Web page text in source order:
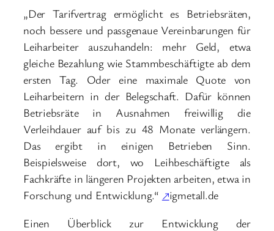
„Der Tarifvertrag ermöglicht es Betriebsräten,
noch bessere und passgenaue Vereinbarungen für
Leiharbeiter auszuhandeln: mehr Geld, etwa
gleiche Bezahlung wie Stammbeschäftigte ab dem
ersten Tag. Oder eine maximale Quote von
Leiharbeitern in der Belegschaft. Dafür können
Betriebsräte in Ausnahmen freiwillig die
Verleihdauer auf bis zu 48 Monate verlängern.
Das ergibt in einigen Betrieben Sinn.
Beispielsweise dort, wo Leihbeschäftigte als
Fachkräfte in längeren Projekten arbeiten, etwa in
Forschung und Entwicklung.“ ↗igmetall.de
Einen Überblick zur Entwicklung der